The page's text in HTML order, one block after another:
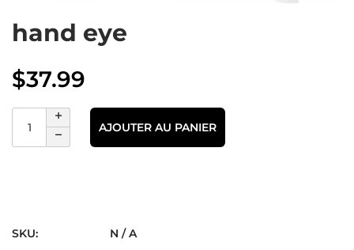
hand eye
$37.99
AJOUTER AU PANIER
SKU:
N / A